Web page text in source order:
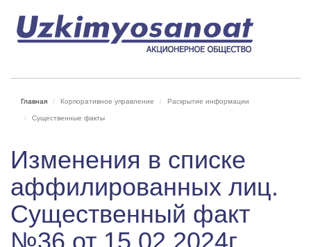
Главная Корпоративное управление Раскрытие информации
Существенные факты
Изменения в списке
аффилированных лиц.
Существенный факт
№36 от 15.02.2024г.